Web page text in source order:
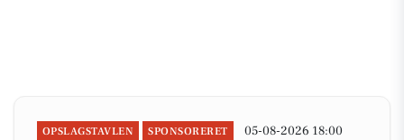
OPSLAGSTAVLEN SPONSORERET 05-08-2026 18:00